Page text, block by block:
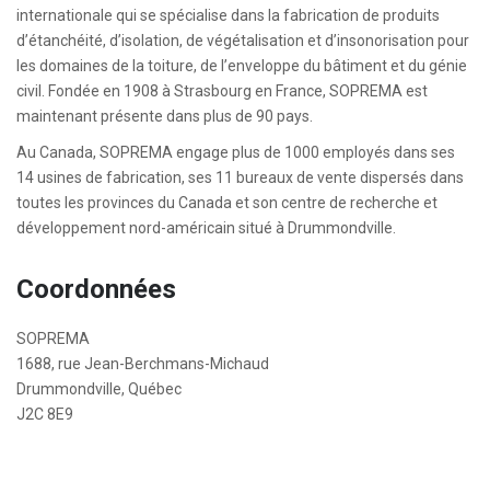
internationale qui se spécialise dans la fabrication de produits
d’étanchéité, d’isolation, de végétalisation et d’insonorisation pour
les domaines de la toiture, de l’enveloppe du bâtiment et du génie
civil. Fondée en 1908 à Strasbourg en France, SOPREMA est
maintenant présente dans plus de 90 pays.
Au Canada, SOPREMA engage plus de 1000 employés dans ses
14 usines de fabrication, ses 11 bureaux de vente dispersés dans
toutes les provinces du Canada et son centre de recherche et
développement nord-américain situé à Drummondville.
Coordonnées
SOPREMA
1688, rue Jean-Berchmans-Michaud
Drummondville, Québec
J2C 8E9